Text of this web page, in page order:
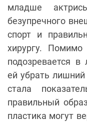
младше
безупречного
спорт и
хирургу. Помимо
подозревается в
ей убрать
стала
правильный
пластика могут